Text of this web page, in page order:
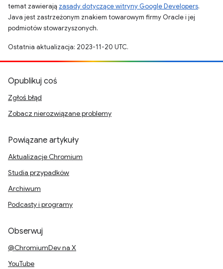
temat zawierają zasady dotyczące witryny Google Developers.
Java jest zastrzeżonym znakiem towarowym firmy Oracle i jej
podmiotów stowarzyszonych.
Ostatnia aktualizacja: 2023-11-20 UTC.
Opublikuj coś
Zgłoś błąd
Zobacz nierozwiązane problemy
Powiązane artykuły
Aktualizacje Chromium
Studia przypadków
Archiwum
Podcasty i programy
Obserwuj
@ChromiumDev na X
YouTube